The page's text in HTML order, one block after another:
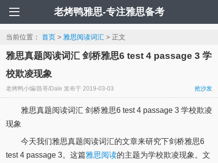
老烤鸭雅思-专注雅思备考
当前位置： 首页> 雅思阅读词汇 > 正文
雅思真题阅读词汇 剑桥雅思6 test 4 passage 3 学
校欺凌现象
老烤鸭小编/昌哥/Dale 发布于 2019-03-03 抢沙发
雅思真题阅读词汇 剑桥雅思6 test 4 passage 3 学校欺凌
现象
今天我们雅思真题阅读词汇的文章来研究下剑桥雅思6
test 4 passage 3。这篇雅思阅读的主题为学校欺凌现象。文